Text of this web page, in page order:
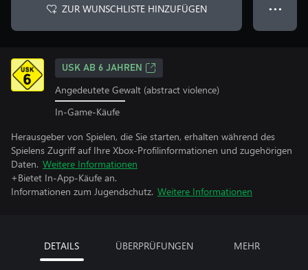
ZUR WUNSCHLISTE HINZUFÜGEN ● ● ●
USK AB 6 JAHREN
Angedeutete Gewalt (abstract violence)
In-Game-Käufe
Herausgeber von Spielen, die Sie starten, erhalten während des
Spielens Zugriff auf Ihre Xbox-Profilinformationen und zugehörigen
Daten. Weitere Informationen
+Bietet In-App-Käufe an.
Informationen zum Jugendschutz. Weitere Informationen
DETAILS ÜBERPRÜFUNGEN MEHR